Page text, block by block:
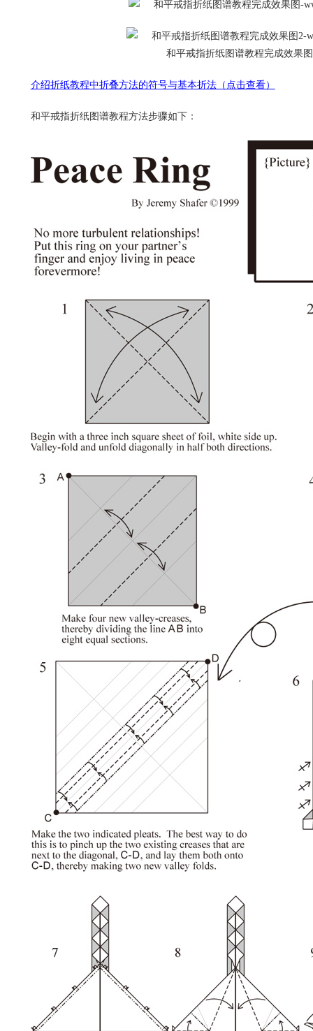
和平戒指折纸图谱教程完成效果图
介绍折纸教程中折叠方法的符号与基本折法（点击查看）
和平戒指折纸图谱教程方法步骤如下：